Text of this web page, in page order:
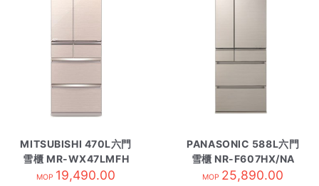
MITSUBISHI 470L六門
雪櫃 MR-WX47LMFH
亮麗香濱
MOP 19,490.00
PANASONIC 588L六門
雪櫃 NR-F607HX/NA
香濱金
MOP 25,890.00